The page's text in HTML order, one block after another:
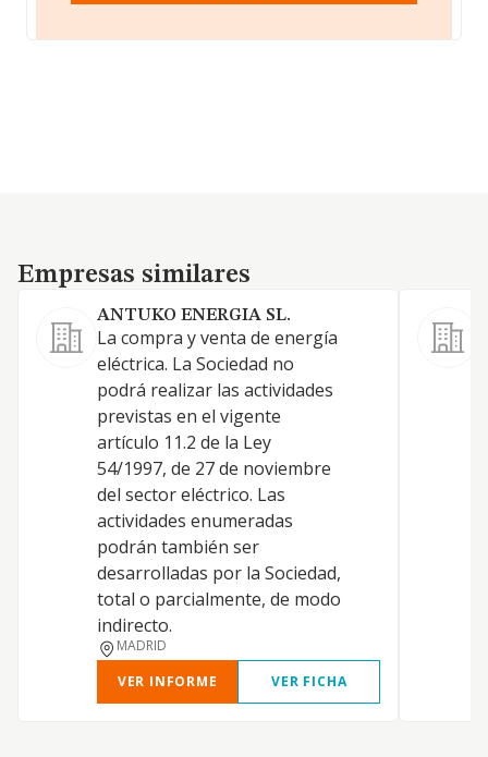
Empresas similares
Empresas similares
ANTUKO ENERGIA SL.
La compra y venta de energía
eléctrica. La Sociedad no
podrá realizar las actividades
previstas en el vigente
artículo 11.2 de la Ley
54/1997, de 27 de noviembre
del sector eléctrico. Las
actividades enumeradas
podrán también ser
desarrolladas por la Sociedad,
total o parcialmente, de modo
indirecto.
MADRID
VER INFORME
VER FICHA